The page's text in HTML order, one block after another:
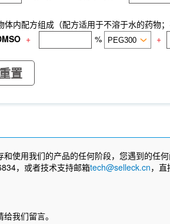
体内配方组成（配方适用于不溶于水的药物
+ % +
重置
和使用我们的产品的任何阶段，您遇到的任
，或者技术支持邮箱tech@selleck.cn，
我们留言。